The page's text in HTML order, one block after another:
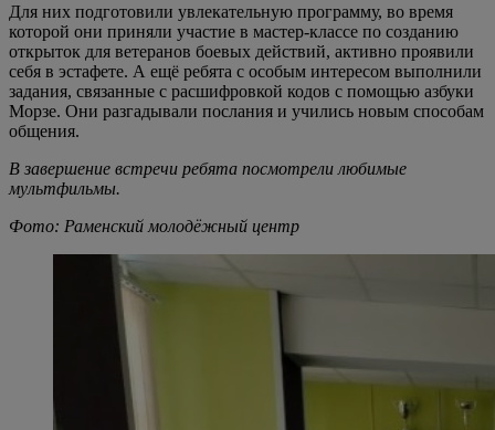
Для них подготовили увлекательную программу, во время
которой они приняли участие в мастер-классе по созданию
открыток для ветеранов боевых действий, активно проявили
себя в эстафете. А ещё ребята с особым интересом выполнили
задания, связанные с расшифровкой кодов с помощью азбуки
Морзе. Они разгадывали послания и учились новым способам
общения.
В завершение встречи ребята посмотрели любимые
мультфильмы.
Фото: Раменский молодёжный центр